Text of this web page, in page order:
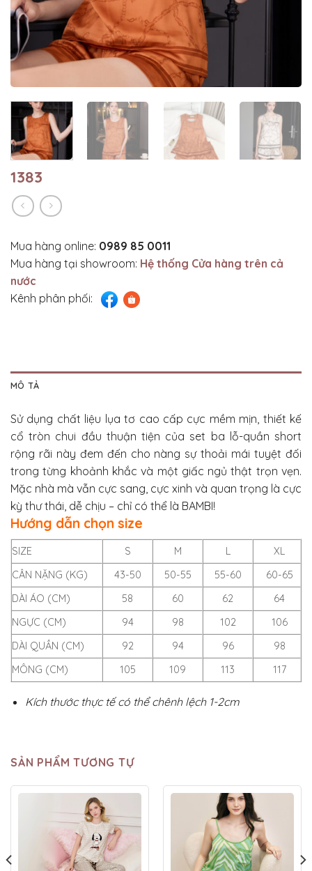
1383
Mua hàng online: 0989 85 0011
Mua hàng tại showroom: Hệ thống Cửa hàng trên cả
nước
Kênh phân phối:
MÔ TẢ
Sử dụng chất liệu lụa tơ cao cấp cực mềm mịn, thiết kế
cổ tròn chui đầu thuận tiện của set ba lỗ-quần short
rộng rãi này đem đến cho nàng sự thoải mái tuyệt đối
trong từng khoảnh khắc và một giấc ngủ thật trọn vẹn.
Mặc nhà mà vẫn cực sang, cực xinh và quan trọng là cực
kỳ thư thái, dễ chịu – chỉ có thể là BAMBI!
Hướng dẫn chọn size
SIZE S M L
XL
CÂN NẶNG (KG)
43-50 50-55 55-60
60-65
DÀI ÁO (CM)
58 60 62
64
NGỰC (CM)
94 98 102
106
DÀI QUẦN (CM)
92 94 96
98
MÔNG (CM)
105 109 113 117
Kích thước thực tế có thể chênh lệch 1-2cm
SẢN PHẨM TƯƠNG TỰ